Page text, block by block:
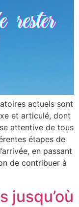
actuels sont
et articulé, dont
attentive de tous
étapes de
en passant
de contribuer à
jusqu’où